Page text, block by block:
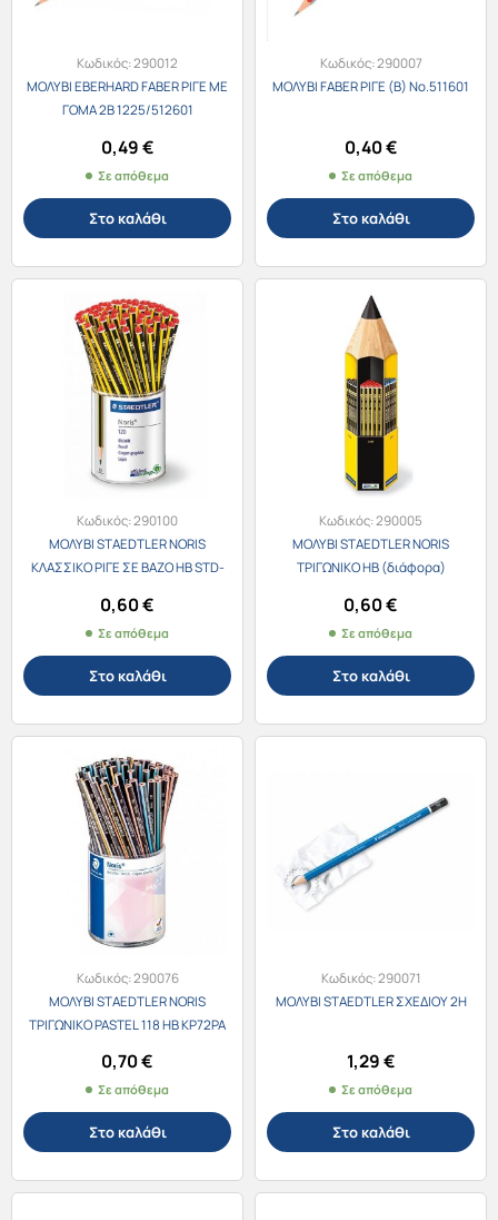
Κωδικός:290012
ΜΟΛΥΒΙ EBERHARD FABER ΡΙΓΕ ΜΕ
ΓΟΜΑ 2Β 1225/512601
0,49€
Σε απόθεμα
Στο καλάθι
Κωδικός:290007
ΜΟΛΥΒΙ FABER ΡΙΓΕ (B) No.511601
0,40€
Σε απόθεμα
Στο καλάθι
Κωδικός:290100
ΜΟΛΥΒΙ STAEDTLER NORIS
ΚΛΑΣΣΙΚΟ ΡΙΓΕ ΣΕ ΒΑΖΟ HB STD-
0,60€
Σε απόθεμα
Στο καλάθι
Κωδικός:290005
ΜΟΛΥΒΙ STAEDTLER NORIS
ΤΡΙΓΩΝΙKO HB (διάφορα)
0,60€
Σε απόθεμα
Στο καλάθι
Κωδικός:290076
ΜΟΛΥΒΙ STAEDTLER NORIS
ΤΡΙΓΩΝΙΚΟ PASTEL 118 HB KP72PA
0,70€
Σε απόθεμα
Στο καλάθι
Κωδικός:290071
ΜΟΛΥΒΙ STAEDTLER ΣΧΕΔΙΟΥ 2H
1,29€
Σε απόθεμα
Στο καλάθι